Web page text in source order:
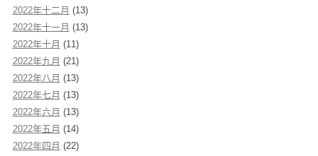
2022年十二月 (13)
2022年十一月 (13)
2022年十月 (11)
2022年九月 (21)
2022年八月 (13)
2022年七月 (13)
2022年六月 (13)
2022年五月 (14)
2022年四月 (22)